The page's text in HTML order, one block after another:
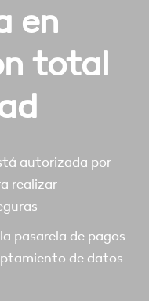
en
total
autorizada por
realizar
pasarela de pagos
de datos